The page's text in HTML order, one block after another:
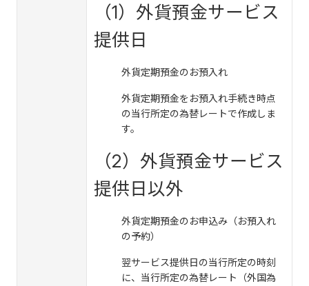
（1）外貨預金サービス
提供日
外貨定期預金のお預入れ
外貨定期預金をお預入れ手続き時点
の当行所定の為替レートで作成しま
す。
（2）外貨預金サービス
提供日以外
外貨定期預金のお申込み（お預入れ
の予約）
翌サービス提供日の当行所定の時刻
に、当行所定の為替レート（外国為